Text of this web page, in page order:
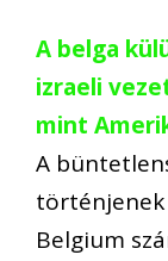
A belga
izraeli
mint
A
történjenek
Belgium